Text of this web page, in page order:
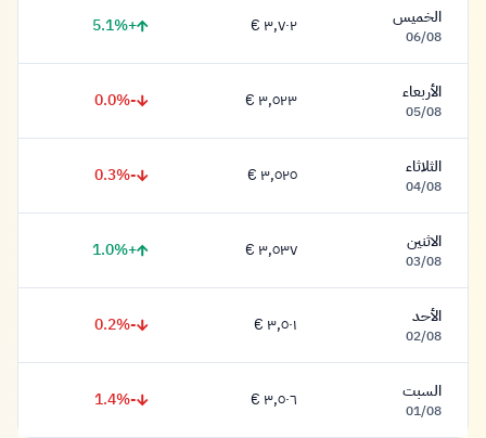
الخميس
06/08 ٣,٧٠٢ يورو
٣,٧٠٢ € +5.1%
الأربعاء
05/08 ٣,٥٢٣ يورو
٣,٥٢٣ € -0.0%
الثلاثاء
04/08 ٣,٥٢٥ يورو
٣,٥٢٥ € -0.3%
الاثنين
03/08 ٣,٥٣٧ يورو
٣,٥٣٧ € +1.0%
الأحد
02/08 ٣,٥٠١ يورو
٣,٥٠١ € -0.2%
السبت
01/08 ٣,٥٠٦ يورو
٣,٥٠٦ € -1.4%